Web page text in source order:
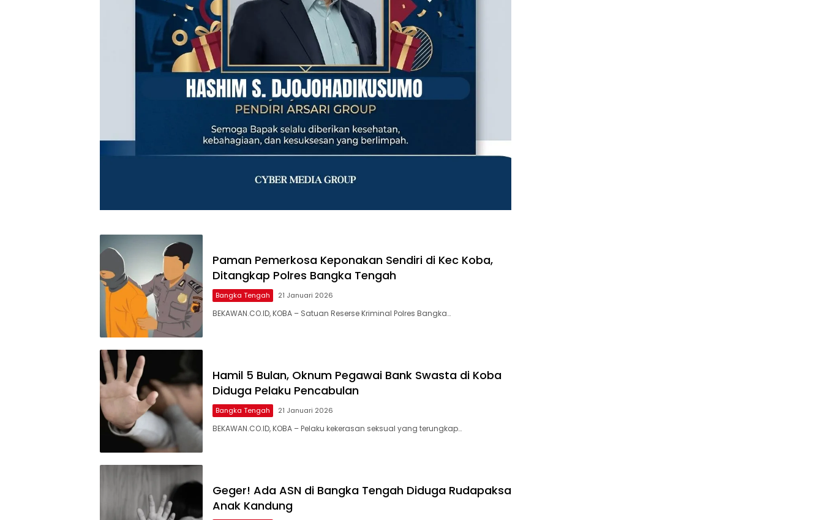
Paman Pemerkosa Keponakan Sendiri di Kec Koba,
Ditangkap Polres Bangka Tengah
Bangka Tengah 21 Januari 2026
BEKAWAN.CO.ID, KOBA – Satuan Reserse Kriminal Polres Bangka…
‎Hamil 5 Bulan, Oknum Pegawai Bank Swasta di Koba
Diduga Pelaku Pencabulan
Bangka Tengah 21 Januari 2026
‎BEKAWAN.CO.ID, KOBA – Pelaku kekerasan seksual yang terungkap…
‎Geger! Ada ASN di Bangka Tengah Diduga Rudapaksa
Anak Kandung